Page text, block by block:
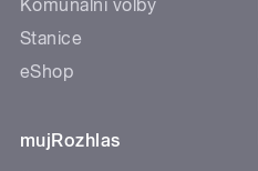
Komunální volby
Stanice
eShop
mujRozhlas